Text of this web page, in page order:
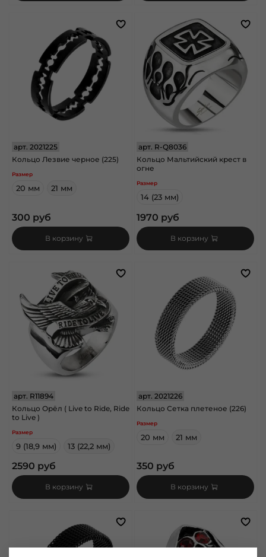
арт. 2021225
Кольцо Лезвие черное (225)
Размер
20 мм 21 мм
300 руб
В корзину
арт. R-Q8036
Кольцо Мальтийский крест в
огне
Размер
14 (23 мм)
1970 руб
В корзину
арт. R11894
Кольцо Орёл ( Live to Ride, Ride
to Live )
Размер
9 (18,9 мм) 13 (22,2 мм)
2590 руб
В корзину
арт.2021226
Кольцо Сетка плетеное (226)
Размер
20 мм 21 мм
350 руб
В корзину